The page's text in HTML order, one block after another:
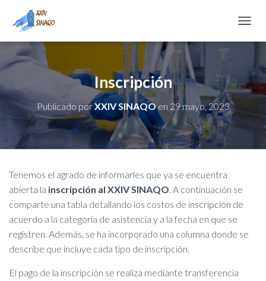
A
A
A
Inscripción
Publicado porXXIV SINAQOen 29 mayo, 2023
Tenemos el agrado de informarles que ya se encuentra
abierta la inscripción al XXIV SINAQO. A continuación se
comparte una tabla detallando los costos de inscripción de
acuerdo a la categoría de asistencia y a la fecha en que se
registren. Además, se ha incorporado una columna donde se
describe que incluye cada tipo de inscripción.
El pago de la inscripción se realiza mediante transferencia